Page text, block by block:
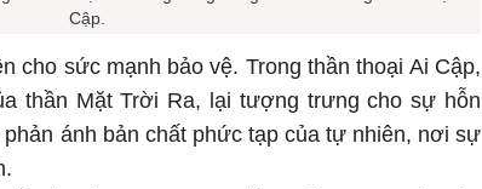
Cập.
cho sức mạnh bảo vệ. Trong thần thoại Ai Cập,
thần Mặt Trời Ra, lại tượng trưng cho sự hỗn
ánh bản chất phức tạp của tự nhiên, nơi sự